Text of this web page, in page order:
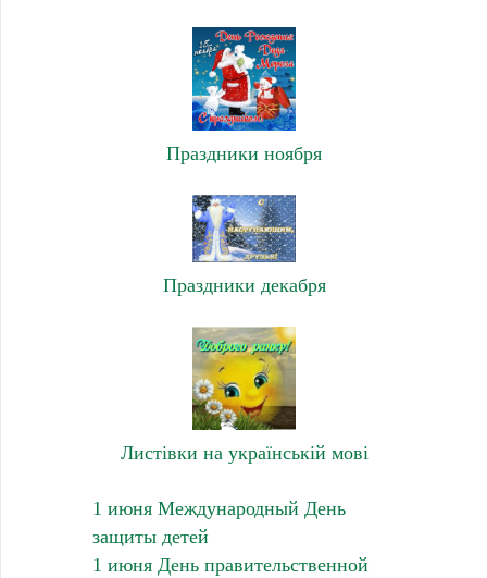
Праздники ноября
Праздники декабря
Листівки на українській мові
1 июня Международный День
защиты детей
1 июня День правительственной